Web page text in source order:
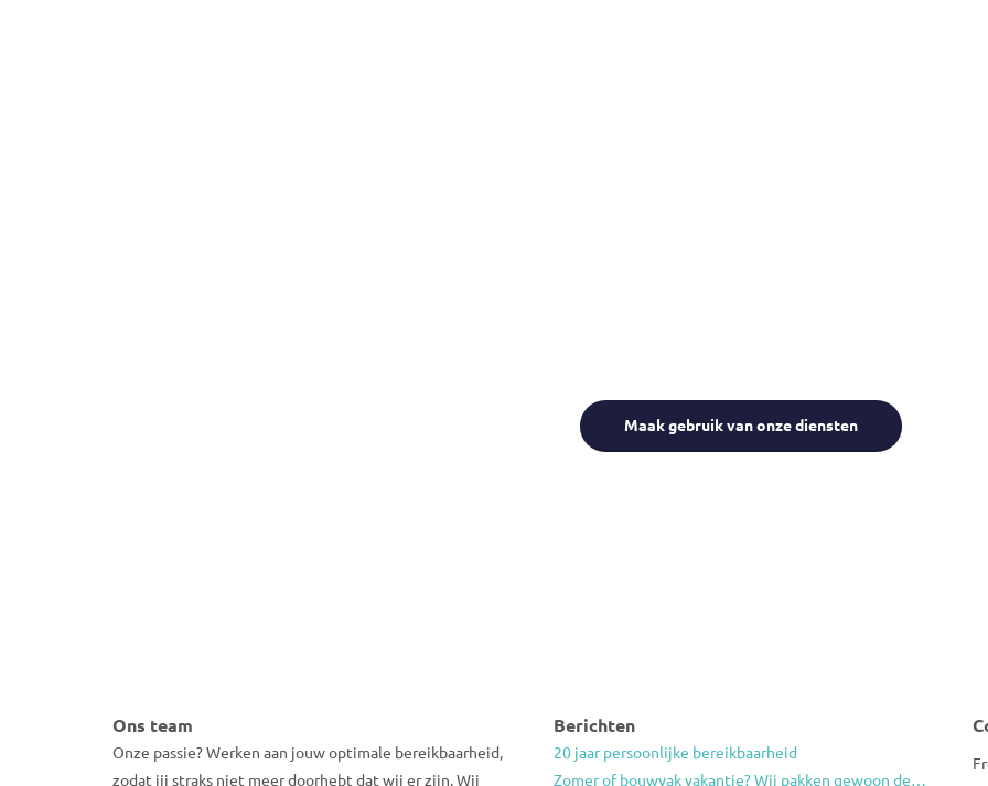
Maak gebruik van onze diensten
Ons team
Onze passie? Werken aan jouw optimale bereikbaarheid,
zodat jij straks niet meer doorhebt dat wij er zijn. Wij
Berichten
20 jaar persoonlijke bereikbaarheid
Zomer of bouwvak vakantie? Wij pakken gewoon de telefoon op.